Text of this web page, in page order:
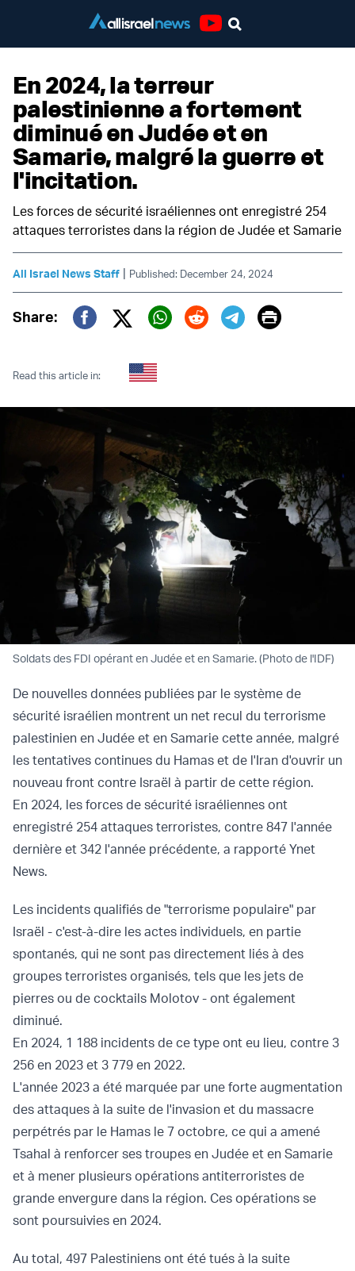
En 2024, la terreur
palestinienne a fortement
diminué en Judée et en
Samarie, malgré la guerre et
l'incitation.
Les forces de sécurité israéliennes ont enregistré 254
attaques terroristes dans la région de Judée et Samarie
All Israel News Staff | Published: December 24, 2024
Share:
Twitter (X)
Print
Read this article in:
Soldats des FDI opérant en Judée et en Samarie. (Photo de l'IDF)
De nouvelles données publiées par le système de
sécurité israélien montrent un net recul du terrorisme
palestinien en Judée et en Samarie cette année, malgré
les tentatives continues du Hamas et de l'Iran d'ouvrir un
nouveau front contre Israël à partir de cette région.
En 2024, les forces de sécurité israéliennes ont
enregistré 254 attaques terroristes, contre 847 l'année
dernière et 342 l'année précédente, a rapporté Ynet
News.
Les incidents qualifiés de "terrorisme populaire" par
Israël - c'est-à-dire les actes individuels, en partie
spontanés, qui ne sont pas directement liés à des
groupes terroristes organisés, tels que les jets de
pierres ou de cocktails Molotov - ont également
diminué.
En 2024, 1 188 incidents de ce type ont eu lieu, contre 3
256 en 2023 et 3 779 en 2022.
L'année 2023 a été marquée par une forte augmentation
des attaques à la suite de l'invasion et du massacre
perpétrés par le Hamas le 7 octobre, ce qui a amené
Tsahal à renforcer ses troupes en Judée et en Samarie
et à mener plusieurs opérations antiterroristes de
grande envergure dans la région. Ces opérations se
sont poursuivies en 2024.
Au total, 497 Palestiniens ont été tués à la suite